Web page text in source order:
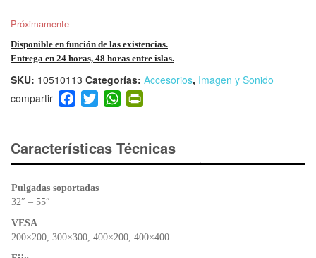
Próximamente
Disponible en función de las existencias.
Entrega en 24 horas, 48 horas entre islas.
SKU: 10510113 Categorías: Accesorios, Imagen y Sonido
F
a
e
b
o
o
T
wi
er
W
h
s
A
ri
e
Características Técnicas
Pulgadas soportadas
32″ – 55″
VESA
200×200, 300×300, 400×200, 400×400